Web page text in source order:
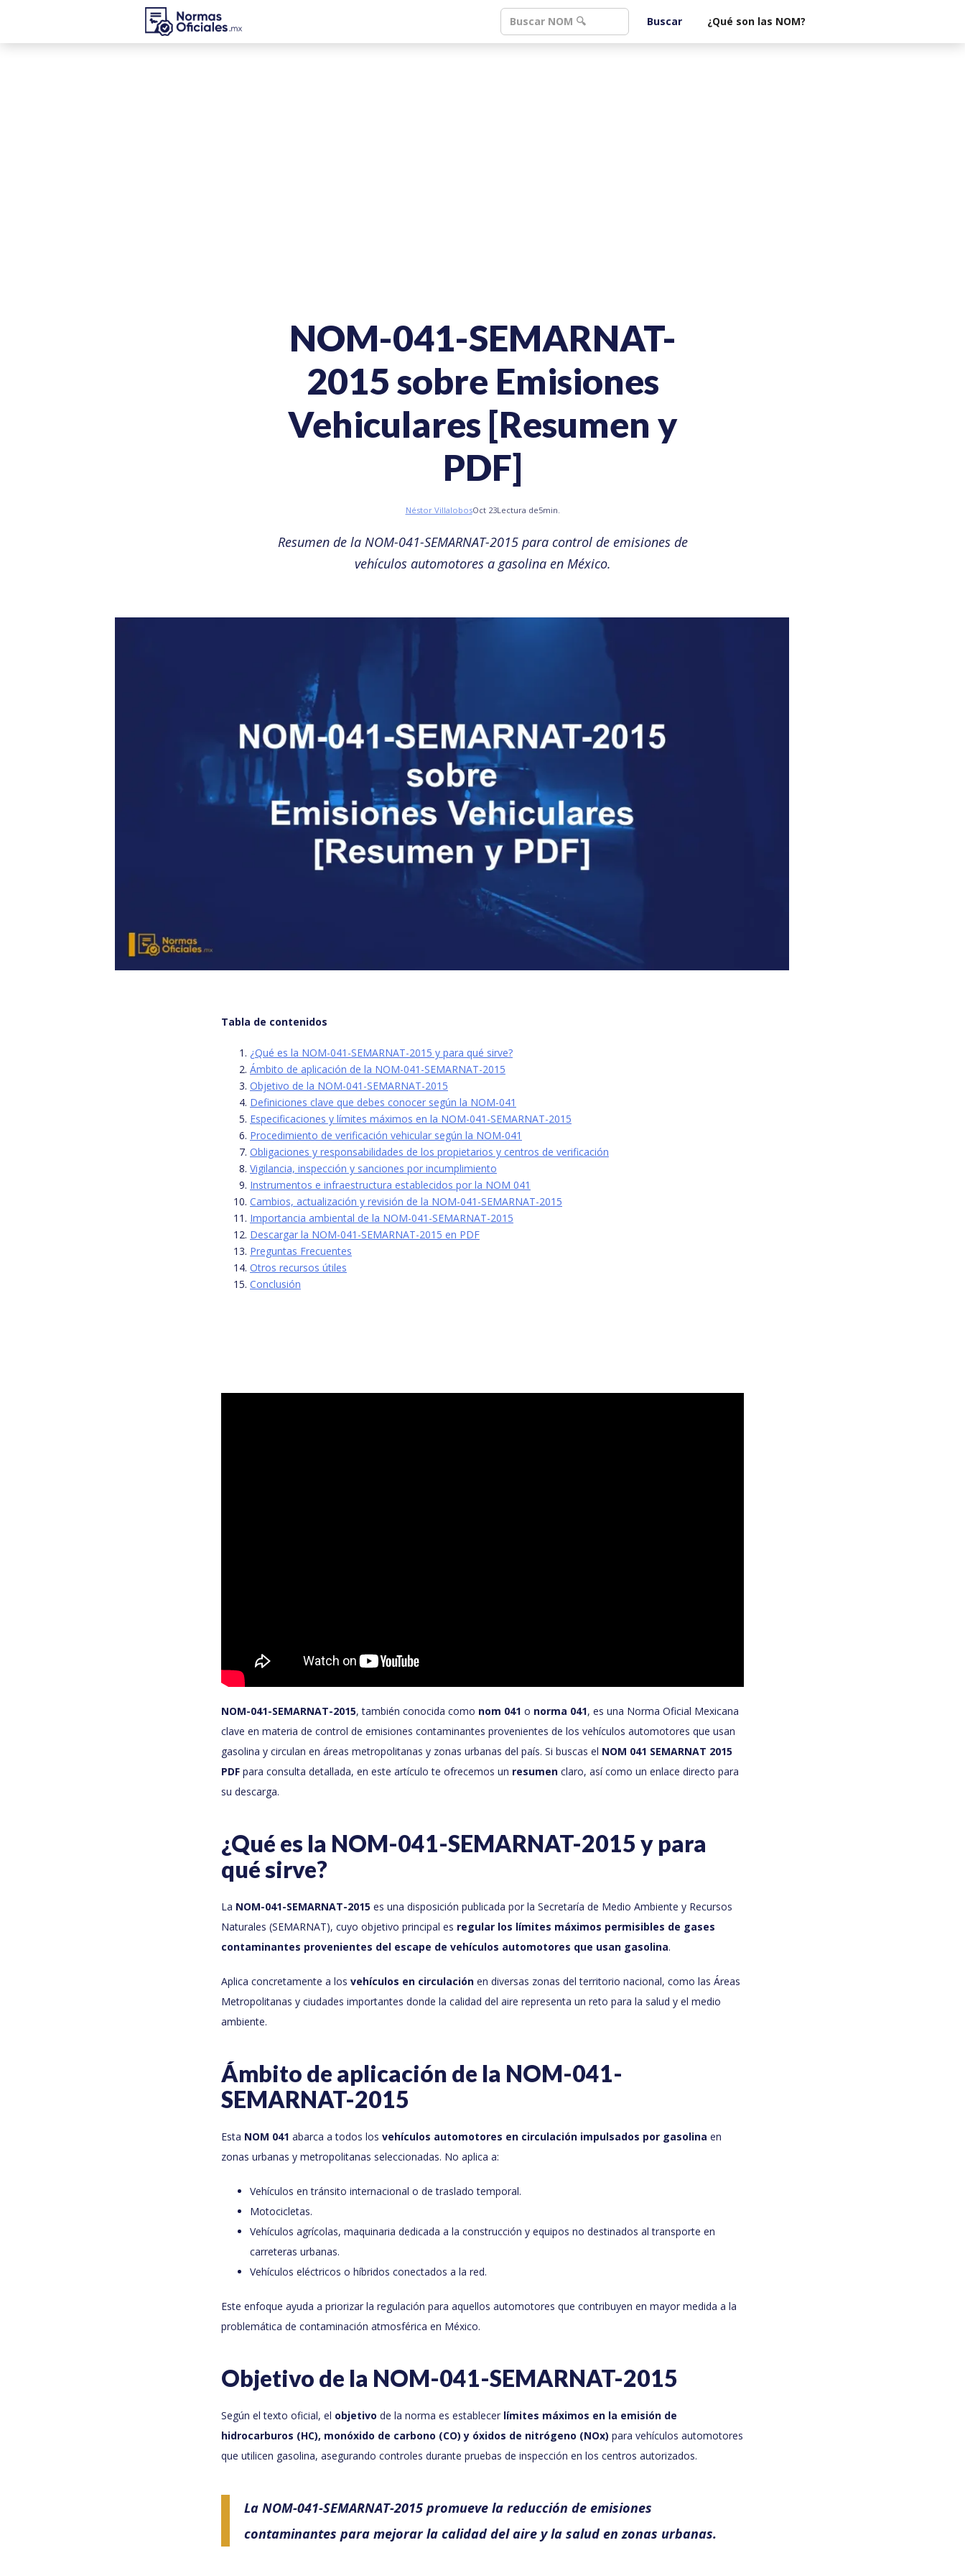
¿Qué son las NOM?
NOM-041-SEMARNAT-
2015 sobre Emisiones
Vehiculares [Resumen y
PDF]
Néstor VillalobosOct 23Lectura de5min.
Resumen de la NOM-041-SEMARNAT-2015 para control de emisiones de
vehículos automotores a gasolina en México.
Tabla de contenidos
¿Qué es la NOM-041-SEMARNAT-2015 y para qué sirve?
Ámbito de aplicación de la NOM-041-SEMARNAT-2015
Objetivo de la NOM-041-SEMARNAT-2015
Definiciones clave que debes conocer según la NOM-041
Especificaciones y límites máximos en la NOM-041-SEMARNAT-2015
Procedimiento de verificación vehicular según la NOM-041
Obligaciones y responsabilidades de los propietarios y centros de verificación
Vigilancia, inspección y sanciones por incumplimiento
Instrumentos e infraestructura establecidos por la NOM 041
Cambios, actualización y revisión de la NOM-041-SEMARNAT-2015
Importancia ambiental de la NOM-041-SEMARNAT-2015
Descargar la NOM-041-SEMARNAT-2015 en PDF
Preguntas Frecuentes
Otros recursos útiles
Conclusión
NOM-041-SEMARNAT-2015, también conocida como nom 041 o norma 041, es una Norma Oficial Mexicana
clave en materia de control de emisiones contaminantes provenientes de los vehículos automotores que usan
gasolina y circulan en áreas metropolitanas y zonas urbanas del país. Si buscas el NOM 041 SEMARNAT 2015
PDF para consulta detallada, en este artículo te ofrecemos un resumen claro, así como un enlace directo para
su descarga.
¿Qué es la NOM-041-SEMARNAT-2015 y para
qué sirve?
La NOM-041-SEMARNAT-2015 es una disposición publicada por la Secretaría de Medio Ambiente y Recursos
Naturales (SEMARNAT), cuyo objetivo principal es regular los límites máximos permisibles de gases
contaminantes provenientes del escape de vehículos automotores que usan gasolina.
Aplica concretamente a los vehículos en circulación en diversas zonas del territorio nacional, como las Áreas
Metropolitanas y ciudades importantes donde la calidad del aire representa un reto para la salud y el medio
ambiente.
Ámbito de aplicación de la NOM-041-
SEMARNAT-2015
Esta NOM 041 abarca a todos los vehículos automotores en circulación impulsados por gasolina en
zonas urbanas y metropolitanas seleccionadas. No aplica a:
Vehículos en tránsito internacional o de traslado temporal.
Motocicletas.
Vehículos agrícolas, maquinaria dedicada a la construcción y equipos no destinados al transporte en
carreteras urbanas.
Vehículos eléctricos o híbridos conectados a la red.
Este enfoque ayuda a priorizar la regulación para aquellos automotores que contribuyen en mayor medida a la
problemática de contaminación atmosférica en México.
Objetivo de la NOM-041-SEMARNAT-2015
Según el texto oficial, el objetivo de la norma es establecer límites máximos en la emisión de
hidrocarburos (HC), monóxido de carbono (CO) y óxidos de nitrógeno (NOx) para vehículos automotores
que utilicen gasolina, asegurando controles durante pruebas de inspección en los centros autorizados.
La NOM-041-SEMARNAT-2015 promueve la reducción de emisiones
contaminantes para mejorar la calidad del aire y la salud en zonas urbanas.